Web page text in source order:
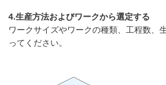
4.生産方法およびワークから選定する
ワークサイズやワークの種類、工程数、
ってください。